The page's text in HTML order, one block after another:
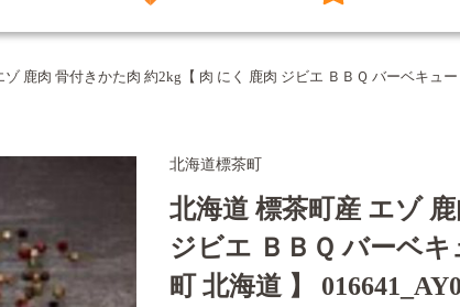
鹿肉 骨付きかた肉 約2kg【 肉 にく 鹿肉 ジビエ ＢＢＱ バーベキュ
北海道標茶町
北海道 標茶町産 エゾ
ジビエ ＢＢＱ バーベ
町 北海道 】